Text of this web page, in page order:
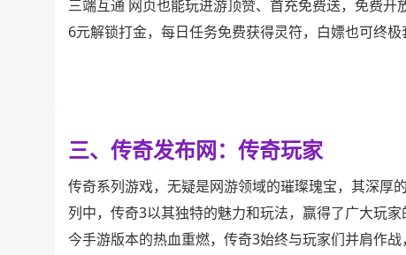
三端互通 网页也能玩进游顶赞、首充免费送，免费开
6元解锁打金，每日任务免费获得灵符，白嫖也可终极
三、传奇发布网：传奇玩家
传奇系列游戏，无疑是网游领域的璀璨瑰宝，其深厚
列中，传奇3以其独特的魅力和玩法，赢得了广大玩
今手游版本的热血重燃，传奇3始终与玩家们并肩作战